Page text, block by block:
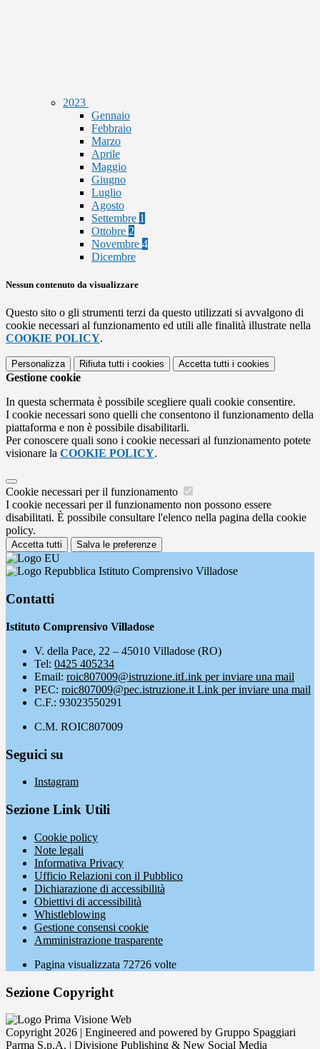
2023
Gennaio
Febbraio
Marzo
Aprile
Maggio
Giugno
Luglio
Agosto
Settembre 1
Ottobre 2
Novembre 4
Dicembre
Nessun contenuto da visualizzare
Questo sito o gli strumenti terzi da questo utilizzati si avvalgono di
cookie necessari al funzionamento ed utili alle finalità illustrate nella
COOKIE POLICY.
Personalizza Rifiuta tutti i cookies Accetta tutti i cookies
Gestione cookie
In questa schermata è possibile scegliere quali cookie consentire.
I cookie necessari sono quelli che consentono il funzionamento della
piattaforma e non è possibile disabilitarli.
Per conoscere quali sono i cookie necessari al funzionamento potete
visionare la COOKIE POLICY.
Cookie necessari per il funzionamento
I cookie necessari per il funzionamento non possono essere
disabilitati. È possibile consultare l'elenco nella pagina della cookie
policy.
Accetta tutti Salva le preferenze
Istituto Comprensivo Villadose
Contatti
Istituto Comprensivo Villadose
V. della Pace, 22 – 45010 Villadose (RO)
Tel: 0425 405234
Email: roic807009@istruzione.itLink per inviare una mail
PEC: roic807009@pec.istruzione.it Link per inviare una mail
C.F.: 93023550291
C.M. ROIC807009
Seguici su
Instagram
Sezione Link Utili
Cookie policy
Note legali
Informativa Privacy
Ufficio Relazioni con il Pubblico
Dichiarazione di accessibilità
Obiettivi di accessibilità
Whistleblowing
Gestione consensi cookie
Amministrazione trasparente
Pagina visualizzata 72726 volte
Sezione Copyright
Copyright 2026 | Engineered and powered by Gruppo Spaggiari
Parma S.p.A. | Divisione Publishing & New Social Media